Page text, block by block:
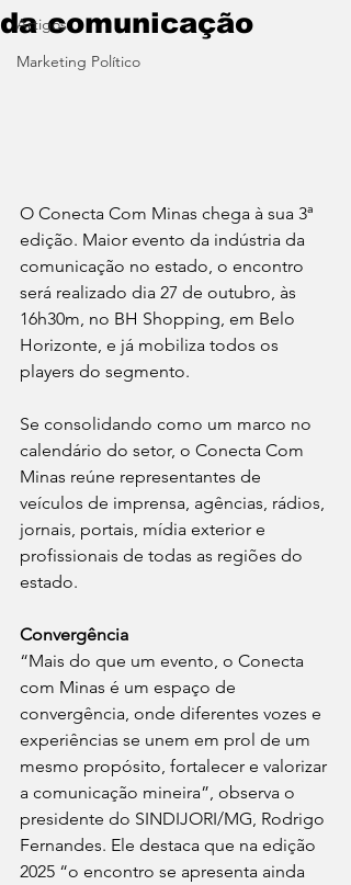
Artigos
Marketing Político
da comunicação
O Conecta Com Minas chega à sua 3ª
edição. Maior evento da indústria da
comunicação no estado, o encontro
será realizado dia 27 de outubro, às
16h30m, no BH Shopping, em Belo
Horizonte, e já mobiliza todos os
players do segmento.
Se consolidando como um marco no
calendário do setor, o Conecta Com
Minas reúne representantes de
veículos de imprensa, agências, rádios,
jornais, portais, mídia exterior e
profissionais de todas as regiões do
estado.
Convergência
“Mais do que um evento, o Conecta
com Minas é um espaço de
convergência, onde diferentes vozes e
experiências se unem em prol de um
mesmo propósito, fortalecer e valorizar
a comunicação mineira”, observa o
presidente do SINDIJORI/MG, Rodrigo
Fernandes. Ele destaca que na edição
2025 “o encontro se apresenta ainda